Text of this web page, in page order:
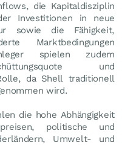
die Kapitaldisziplin
Investitionen in neue
sowie die Fähigkeit,
Marktbedingungen
spielen zudem
und
da Shell traditionell
wird.
die hohe Abhängigkeit
politische und
Umwelt- und